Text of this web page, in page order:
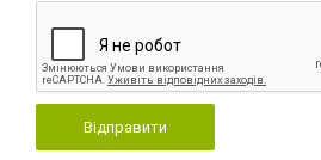
Відправити